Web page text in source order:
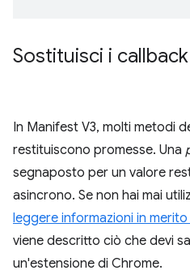
Sostituisci i
In Manifest V3, molti metodi
restituiscono promesse. Una
segnaposto per un valore
asincrono. Se non hai mai
leggere informazioni in merito
viene descritto ciò che devi
un'estensione di Chrome.